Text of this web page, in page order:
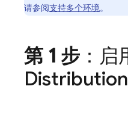
请参阅支持多个环境。
第 1 步 ：
Distribution